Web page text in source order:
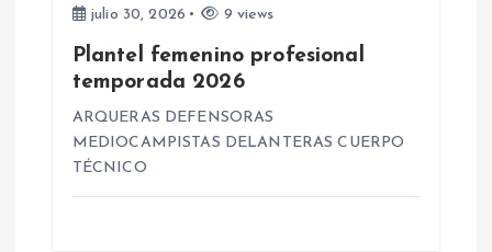
julio 30, 2026 9 views
Plantel femenino profesional
temporada 2026
ARQUERAS DEFENSORAS
MEDIOCAMPISTAS DELANTERAS CUERPO
TÉCNICO